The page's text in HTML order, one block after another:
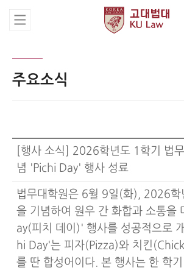
주요소식
[행사 소식] 2026학년도 1학기 법
념 'Pichi Day' 행사 성료
법무대학원은 6월 9일(화), 2026학
을 기념하여 원우 간 화합과 소통을
ay(피치 데이)' 행사를 성공적으로
hi Day'는 피자(Pizza)와 치킨
를 딴 합성어이다. 본 행사는 한 학